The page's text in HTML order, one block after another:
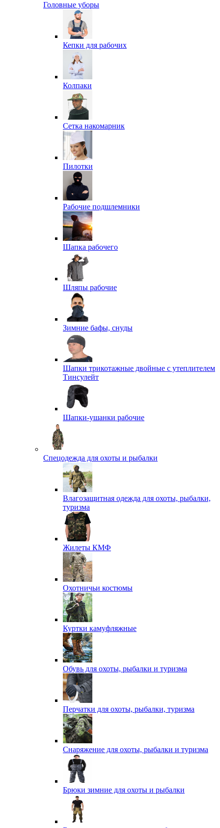
Головные уборы
Кепки для рабочих
Колпаки
Сетка накомарник
Пилотки
Рабочие подшлемники
Шапка рабочего
Шляпы рабочие
Зимние бафы, снуды
Шапки трикотажные двойные с утеплителем
Тинсулейт
Шапки-ушанки рабочие
Спецодежда для охоты и рыбалки
Влагозащитная одежда для охоты, рыбалки,
туризма
Жилеты КМФ
Охотничьи костюмы
Куртки камуфляжные
Обувь для охоты, рыбалки и туризма
Перчатки для охоты, рыбалки, туризма
Снаряжение для охоты, рыбалки и туризма
Брюки зимние для охоты и рыбалки